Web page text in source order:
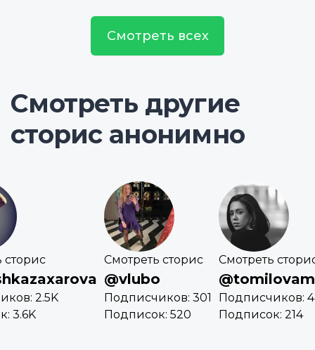
Смотреть всех
Смотреть другие
сторис анонимно
сторис
2.5K
3.6K
Смотреть сторис
@vlubo
Подписчиков: 301
Подписок: 520
Смотреть
Подписчиков:
Подписок: 214